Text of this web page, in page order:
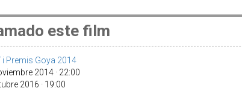
este film
i Premis Goya 2014
2014 · 22:00
2016 · 19:00